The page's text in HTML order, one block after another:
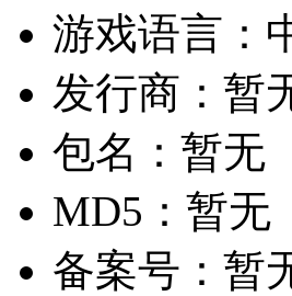
游戏语言：
发行商： 暂
包名： 暂无
MD5： 暂无
备案号： 暂